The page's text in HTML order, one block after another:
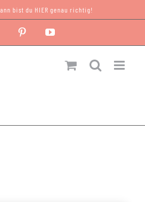
bist du HIER genau richtig!
InstagramPinterest